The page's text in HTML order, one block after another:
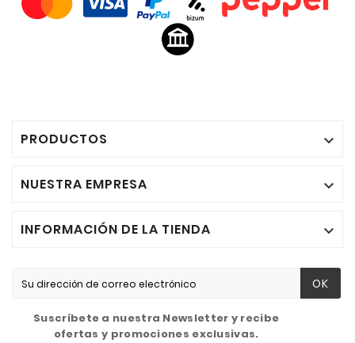
PRODUCTOS 
NUESTRA EMPRESA 
INFORMACIÓN DE LA TIENDA 
OK
Suscríbete a nuestra Newsletter y recibe
ofertas y promociones exclusivas.